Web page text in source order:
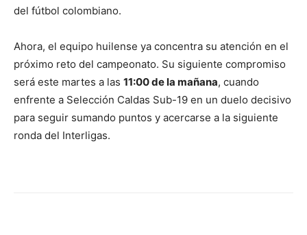
del fútbol colombiano.
Ahora, el equipo huilense ya concentra su atención en el
próximo reto del campeonato. Su siguiente compromiso
será este martes a las 11:00 de la mañana, cuando
enfrente a Selección Caldas Sub-19 en un duelo decisivo
para seguir sumando puntos y acercarse a la siguiente
ronda del Interligas.